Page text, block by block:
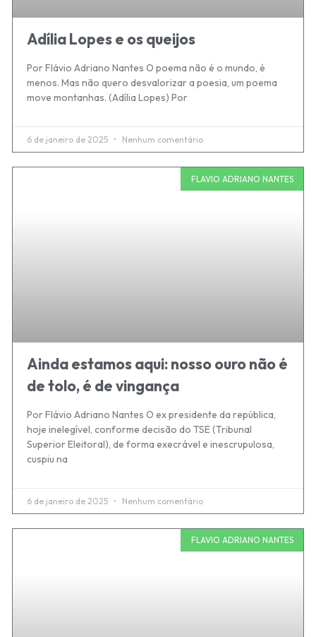
Adília Lopes e os queijos
Por Flávio Adriano Nantes O poema não é o mundo, é
menos. Mas não quero desvalorizar a poesia, um poema
move montanhas. (Adília Lopes) Por
6 de janeiro de 2025 Nenhum comentário
FLAVIO ADRIANO NANTES
Ainda estamos aqui: nosso ouro não é
de tolo, é de vingança
Por Flávio Adriano Nantes O ex presidente da república,
hoje inelegível, conforme decisão do TSE (Tribunal
Superior Eleitoral), de forma execrável e inescrupulosa,
cuspiu na
6 de janeiro de 2025 Nenhum comentário
FLAVIO ADRIANO NANTES